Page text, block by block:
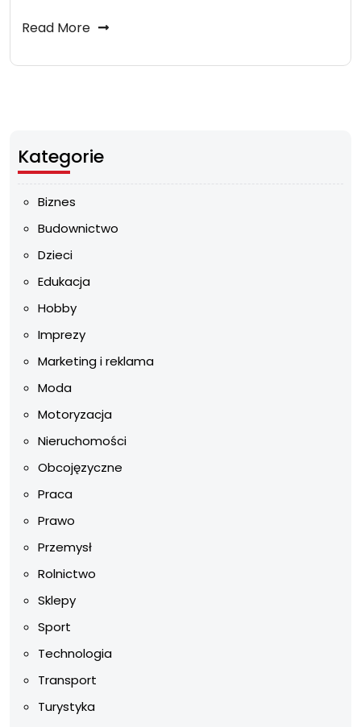
Read More
Kategorie
Biznes
Budownictwo
Dzieci
Edukacja
Hobby
Imprezy
Marketing i reklama
Moda
Motoryzacja
Nieruchomości
Obcojęzyczne
Praca
Prawo
Przemysł
Rolnictwo
Sklepy
Sport
Technologia
Transport
Turystyka